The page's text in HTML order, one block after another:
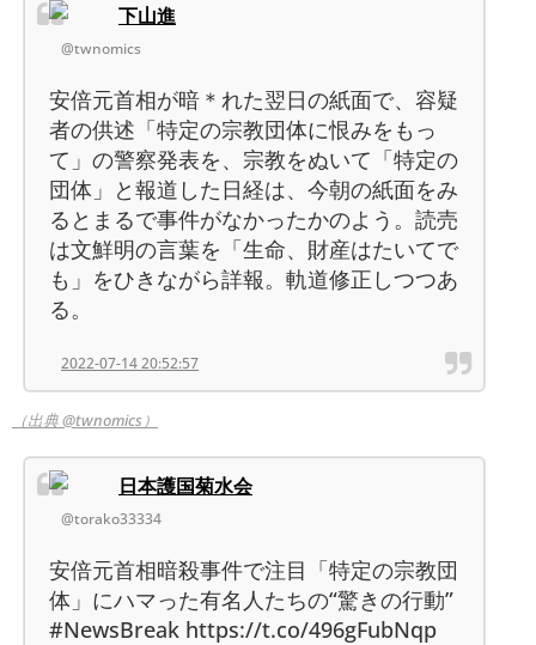
下山進
@twnomics
安倍元首相が暗＊れた翌日の紙面で、容疑
者の供述「特定の宗教団体に恨みをもっ
て」の警察発表を、宗教をぬいて「特定の
団体」と報道した日経は、今朝の紙面をみ
るとまるで事件がなかったかのよう。読売
は文鮮明の言葉を「生命、財産はたいてで
も」をひきながら詳報。軌道修正しつつあ
る。
2022-07-14 20:52:57
（出典 @twnomics）
日本護国菊水会
@torako33334
安倍元首相暗殺事件で注目「特定の宗教団
体」にハマった有名人たちの“驚きの行動”
#NewsBreak https://t.co/496gFubNqp